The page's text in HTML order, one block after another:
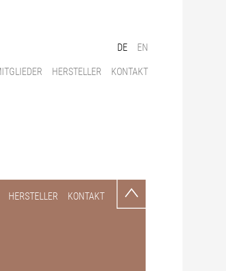
DE EN
HERSTELLER KONTAKT
HERSTELLER KONTAKT